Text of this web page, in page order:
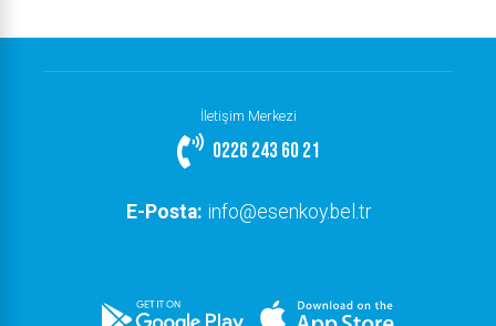
İletişim Merkezi
0226 243 60 21
E-Posta: info@esenkoy.bel.tr